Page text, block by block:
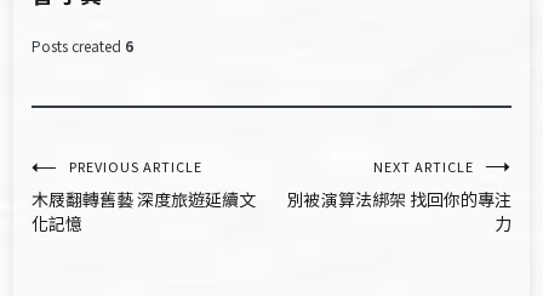
Posts created 6
文
章
PREVIOUS ARTICLE
木屐翻轉舊藝 深度旅遊延續文
化記憶
NEXT ARTICLE
別被演算法綁架 找回你的專注
力